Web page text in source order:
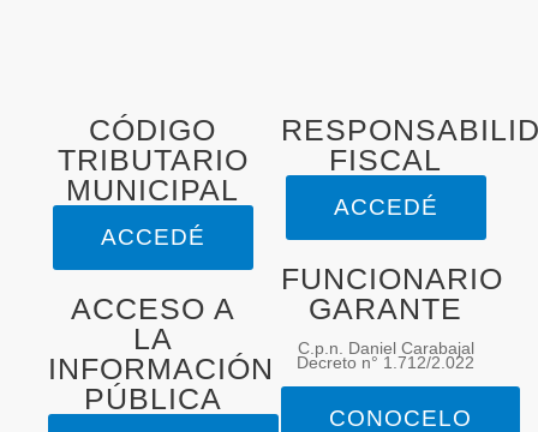
CÓDIGO
TRIBUTARIO
MUNICIPAL
ACCEDÉ
ACCESO A
LA
INFORMACIÓN
PÚBLICA
FISCAL
ACCEDÉ
FUNCIONARIO
GARANTE
C.p.n. Daniel Carabajal
Decreto n° 1.712/2.022
CONOCELO